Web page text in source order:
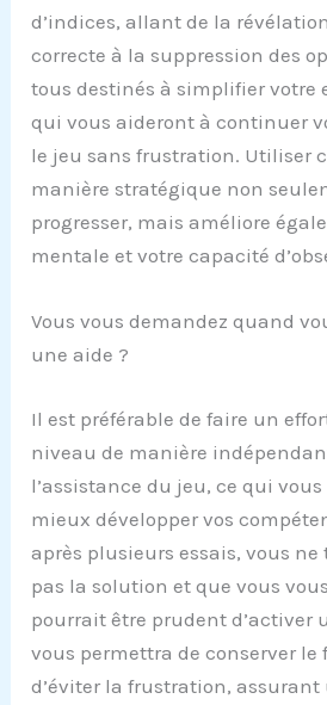
d’indices, allant de la
correcte à la suppression des
tous destinés à simplifier votre
qui vous aideront à continuer
le jeu sans frustration. Utiliser
manière stratégique non
progresser, mais améliore
mentale et votre capacité
Vous vous demandez quand
une aide ?
Il est préférable de faire un
niveau de manière
l’assistance du jeu, ce qui
mieux développer vos
après plusieurs essais, vous
pas la solution et que vous
pourrait être prudent d’activer
vous permettra de conserver
d’éviter la frustration, assurant